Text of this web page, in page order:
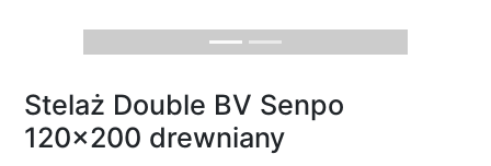
Stelaż Double BV Senpo
120x200 drewniany